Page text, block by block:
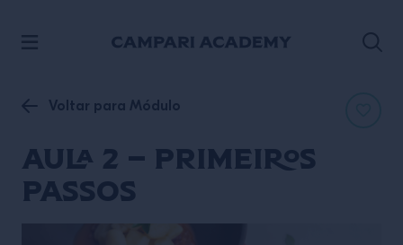
Voltar para Módulo
Aula 2 – Primeiros
passos